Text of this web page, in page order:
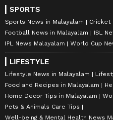
SPORTS
Sports News in Malayalam
Cricket
Football News in Malayalam
ISL
IPL News Malayalam
World Cup
LIFESTYLE
Lifestyle News in Malayalam
Food and Recipes in Malayalam
Home Decor Tips in Malayalam
Pets & Animals Care Tips
Well-being & Mental Health News